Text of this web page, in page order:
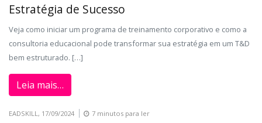
Estratégia de Sucesso
Veja como iniciar um programa de treinamento corporativo e como a
consultoria educacional pode transformar sua estratégia em um T&D
bem estruturado. […]
Leia mais…
EADSKILL, 17/09/2024 7 minutos para ler